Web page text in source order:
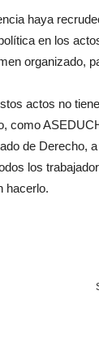
haya
en los
organizado,
actos no
como
de Derecho,
los
hacerlo.